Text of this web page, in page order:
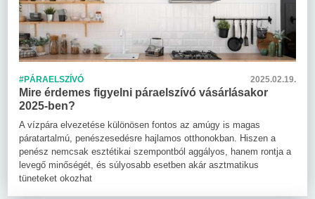
#PÁRAELSZÍVÓ 2025.02.19.
Mire érdemes figyelni páraelszívó vásárlásakor
2025-ben?
A vízpára elvezetése különösen fontos az amúgy is magas
páratartalmú, penészesedésre hajlamos otthonokban. Hiszen a
penész nemcsak esztétikai szempontból aggályos, hanem rontja a
levegő minőségét, és súlyosabb esetben akár asztmatikus
tüneteket okozhat